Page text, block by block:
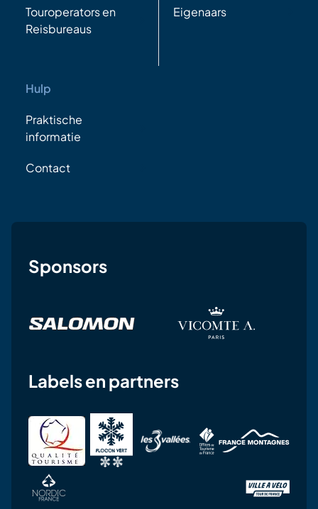
Touroperators en
Reisbureaus
Eigenaars
Hulp
Praktische
informatie
Contact
Sponsors
Labels en partners